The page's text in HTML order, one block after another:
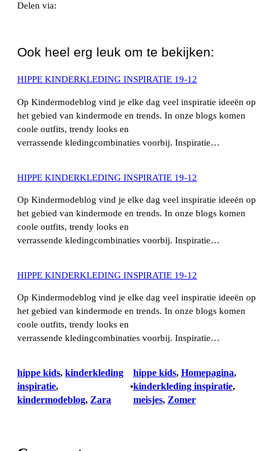
Delen via:
Ook heel erg leuk om te bekijken:
HIPPE KINDERKLEDING INSPIRATIE 19-12
Op Kindermodeblog vind je elke dag veel inspiratie ideeën op
het gebied van kindermode en trends. In onze blogs komen
coole outfits, trendy looks en
verrassende kledingcombinaties voorbij. Inspiratie…
HIPPE KINDERKLEDING INSPIRATIE 19-12
Op Kindermodeblog vind je elke dag veel inspiratie ideeën op
het gebied van kindermode en trends. In onze blogs komen
coole outfits, trendy looks en
verrassende kledingcombinaties voorbij. Inspiratie…
HIPPE KINDERKLEDING INSPIRATIE 19-12
Op Kindermodeblog vind je elke dag veel inspiratie ideeën op
het gebied van kindermode en trends. In onze blogs komen
coole outfits, trendy looks en
verrassende kledingcombinaties voorbij. Inspiratie…
hippe kids, kinderkleding
inspiratie
kindermodeblog, Zara
•
hippe kids, Homepagina ,
kinderkleding inspiratie ,
meisjes, Zomer